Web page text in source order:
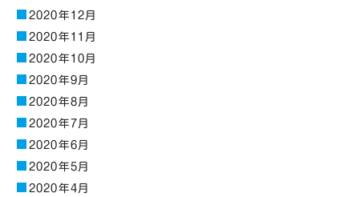
2020年12月
2020年11月
2020年10月
2020年9月
2020年8月
2020年7月
2020年6月
2020年5月
2020年4月